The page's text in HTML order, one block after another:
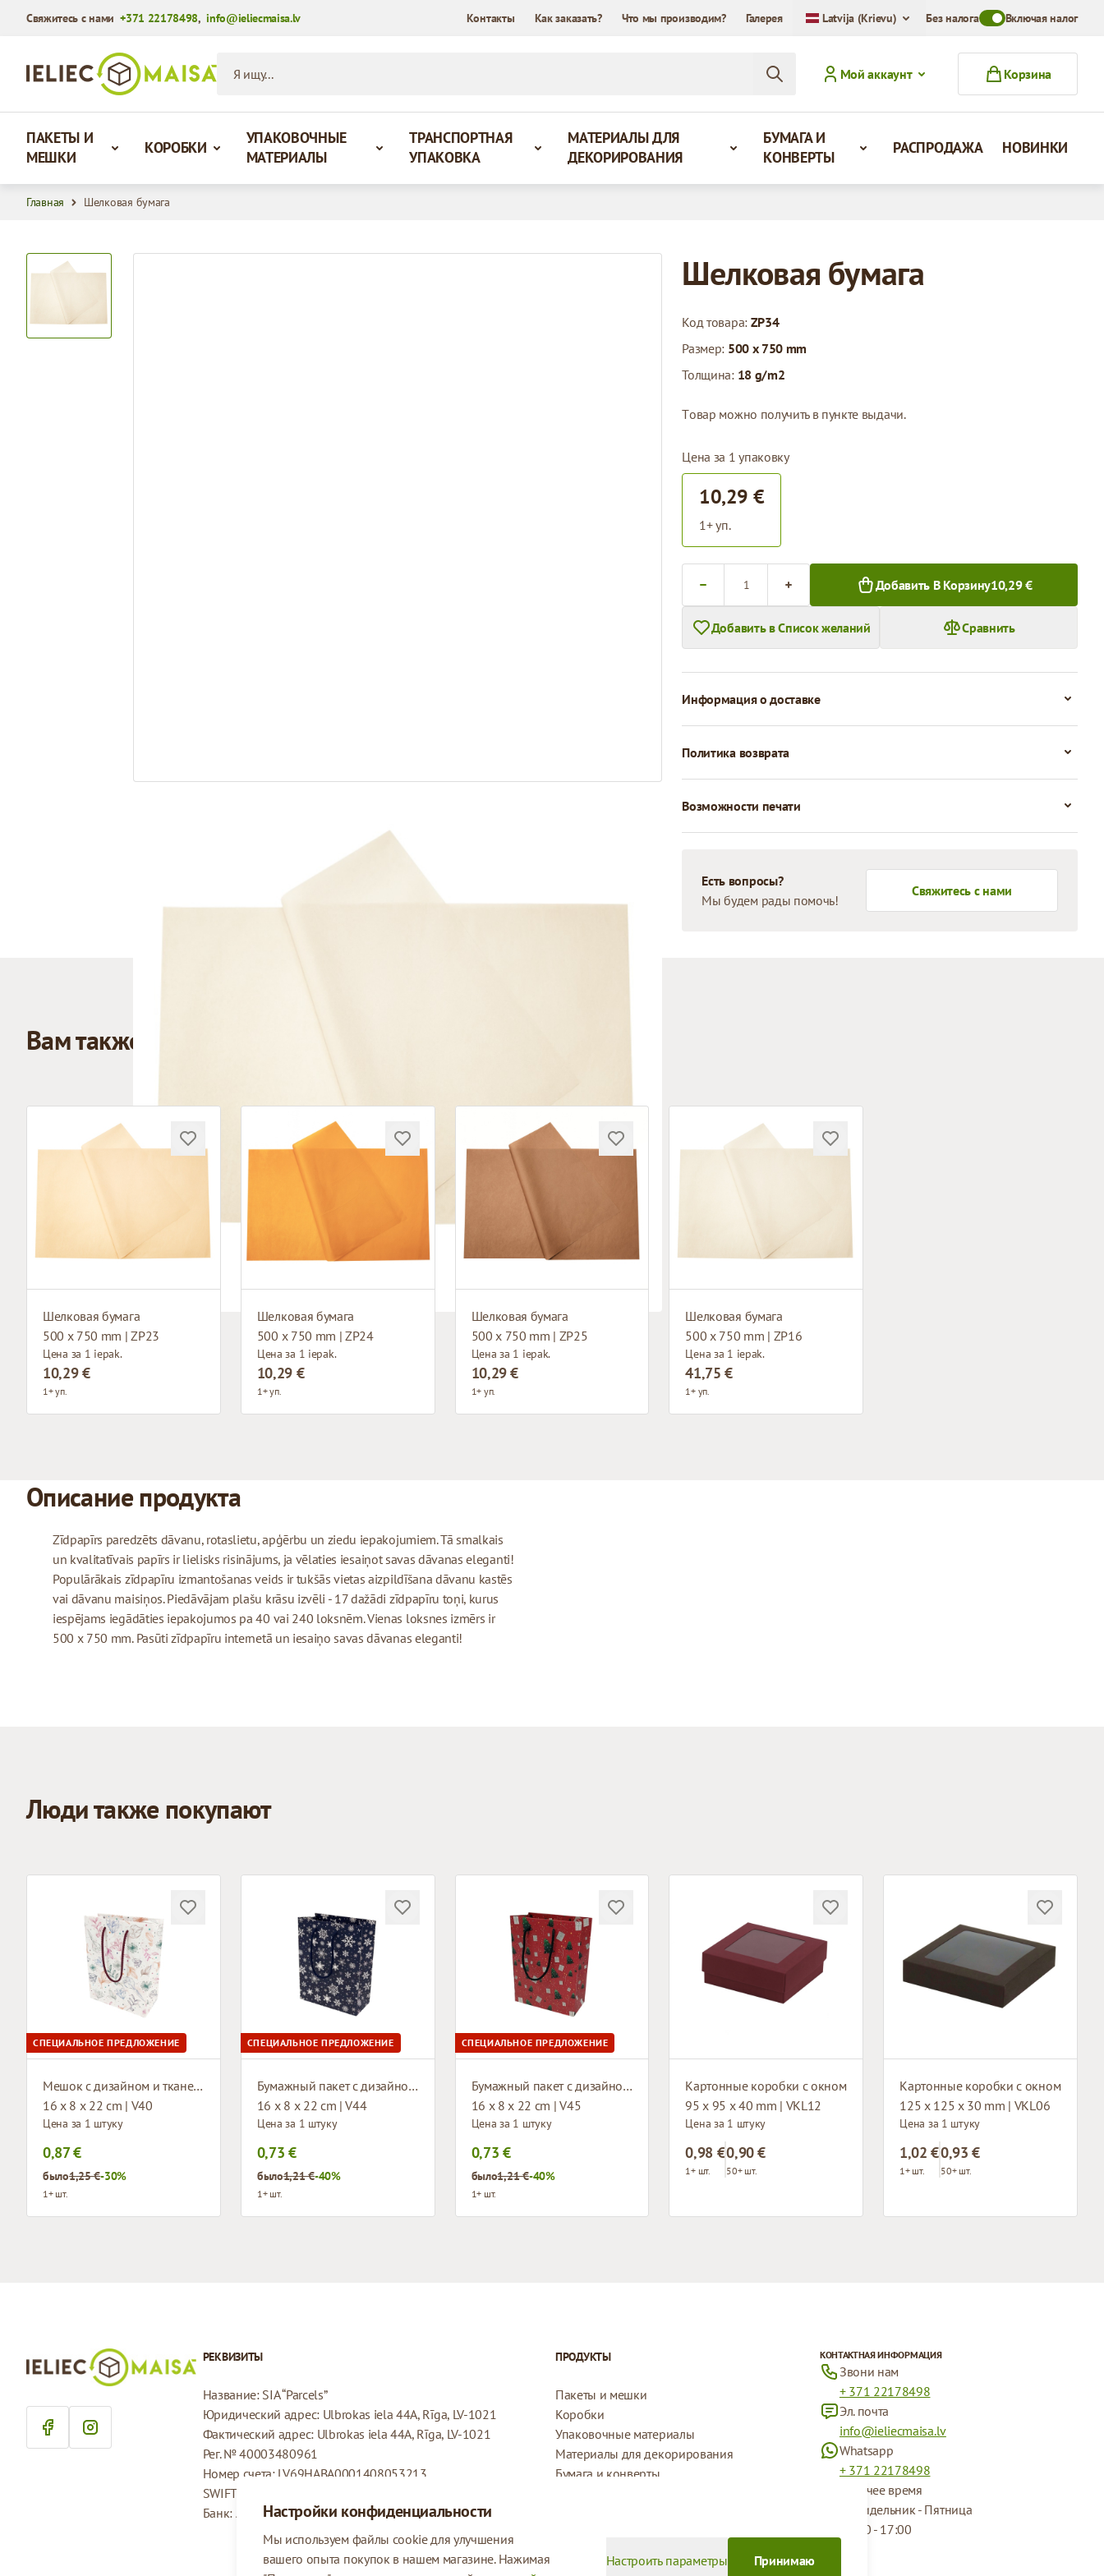
Свяжитесь с нами+371 22178498,info@ieliecmaisa.lv Контакты Как заказать? Что мы производим? Галерея Latvija (Krievu) Без налогаToggle VAT Mode
Включая налог
Мой аккаунт
Корзина
ПАКЕТЫ И
МЕШКИ
КОРОБКИ
УПАКОВОЧНЫЕ
МАТЕРИАЛЫ
ТРАНСПОРТНАЯ
УПАКОВКА
МАТЕРИАЛЫ ДЛЯ
ДЕКОРИРОВАНИЯ
БУМАГА И
КОНВЕРТЫ
РАСПРОДАЖА НОВИНКИ
Главная Шелковая бумага
View larger image Шелковая бумага
Код товара: ZP34
Размер: 500 x 750 mm
Толщина: 18 g/m2
Tовар можно получить в пункте выдачи.
Цена за 1 упаковку
10,29 €
1+ уп.
Добавить В Корзину10,29 €
Добавить в Список желаний Сравнить
Информация о доставке
Политика возврата
Возможности печати
Есть вопросы?
Мы будем рады помочь!
Свяжитесь с нами
Вам также может понравиться
Шелковая бумага
500 x 750 mm | ZP23
Цена за 1 iepak.
10,29 €
1+ уп.
Шелковая бумага
500 x 750 mm | ZP24
Цена за 1 iepak.
10,29 €
1+ уп.
Шелковая бумага
500 x 750 mm | ZP25
Цена за 1 iepak.
10,29 €
1+ уп.
Шелковая бумага
500 x 750 mm | ZP16
Цена за 1 iepak.
41,75 €
1+ уп.
Описание продукта
Zīdpapīrs paredzēts dāvanu, rotaslietu, apģērbu un ziedu iepakojumiem. Tā smalkais
un kvalitatīvais papīrs ir lielisks risinājums, ja vēlaties iesaiņot savas dāvanas eleganti!
Populārākais zīdpapīru izmantošanas veids ir tukšās vietas aizpildīšana dāvanu kastēs
vai dāvanu maisiņos. Piedāvājam plašu krāsu izvēli - 17 dažādi zīdpapīru toņi, kurus
iespējams iegādāties iepakojumos pa 40 vai 240 loksnēm. Vienas loksnes izmērs ir
500 x 750 mm. Pasūti zīdpapīru internetā un iesaiņo savas dāvanas eleganti!
Люди также покупают
СПЕЦИАЛЬНОЕ ПРЕДЛОЖЕНИЕ
Мешок с дизайном и тканевыми ручками
16 x 8 x 22 cm | V40
Цена за 1 штуку
0,87 €
было1,25 €-30%
1+ шт.
СПЕЦИАЛЬНОЕ ПРЕДЛОЖЕНИЕ
Бумажный пакет с дизайном и тканевыми ручками
16 x 8 x 22 cm | V44
Цена за 1 штуку
0,73 €
было1,21 €-40%
1+ шт.
СПЕЦИАЛЬНОЕ ПРЕДЛОЖЕНИЕ
Бумажный пакет с дизайном и тканевыми ручками
16 x 8 x 22 cm | V45
Цена за 1 штуку
0,73 €
было1,21 €-40%
1+ шт.
Картонные коробки с окном
95 x 95 x 40 mm | VKL12
Цена за 1 штуку
0,98 €
1+ шт.
0,90 €
50+ шт.
Картонные коробки с окном
125 x 125 x 30 mm | VKL06
Цена за 1 штуку
1,02 €
1+ шт.
0,93 €
50+ шт.
Настройки конфиденциальности
Мы используем файлы cookie для улучшения
вашего опыта покупок в нашем магазине. Нажимая
Настроить параметры Принимаю
РЕКВИЗИТЫ
Название: SIA “Parcels”
Юридический адрес: Ulbrokas iela 44A, Rīga, LV-1021
Фактический адрес: Ulbrokas iela 44A, Rīga, LV-1021
Рег. № 40003480961
Номер счета: LV69HABA0001408053213
SWIFT: HABALV22
Банк: AS Swedbank
ПРОДУКТЫ
Пакеты и мешки
Коробки
Упаковочные материалы
Материалы для декорирования
Бумага и конверты
КОНТАКТНАЯ ИНФОРМАЦИЯ
Звони нам
+ 371 22178498
Эл. почта
info@ieliecmaisa.lv
Whatsapp
+ 371 22178498
Рабочее время
Понидельник - Пятница
09:00 - 17:00